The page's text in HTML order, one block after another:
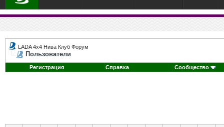
LADA 4x4 Нива Клуб Форум
Пользователи
Регистрация Справка Сообщество